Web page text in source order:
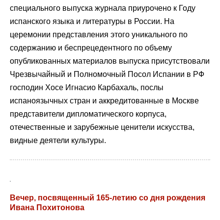
специального выпуска журнала приурочено к Году
испанского языка и литературы в России. На
церемонии представления этого уникального по
содержанию и беспрецедентного по объему
опубликованных материалов выпуска присутствовали
Чрезвычайный и Полномочный Посол Испании в РФ
господин Хосе Игнасио Карбахаль, послы
испаноязычных стран и аккредитованные в Москве
представители дипломатического корпуса,
отечественные и зарубежные ценители искусства,
видные деятели культуры.
Вечер, посвященный 165-летию со дня рождения
Ивана Похитонова